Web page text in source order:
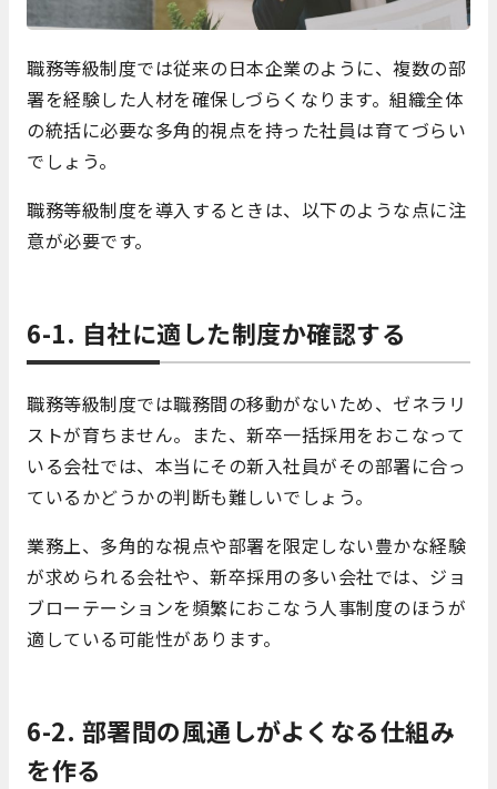
職務等級制度では従来の日本企業のように、複数の部
署を経験した人材を確保しづらくなります。組織全体
の統括に必要な多角的視点を持った社員は育てづらい
でしょう。
職務等級制度を導入するときは、以下のような点に注
意が必要です。
6-1. 自社に適した制度か確認する
職務等級制度では職務間の移動がないため、ゼネラリ
ストが育ちません。また、新卒一括採用をおこなって
いる会社では、本当にその新入社員がその部署に合っ
ているかどうかの判断も難しいでしょう。
業務上、多角的な視点や部署を限定しない豊かな経験
が求められる会社や、新卒採用の多い会社では、ジョ
ブローテーションを頻繁におこなう人事制度のほうが
適している可能性があります。
6-2. 部署間の風通しがよくなる仕組み
を作る